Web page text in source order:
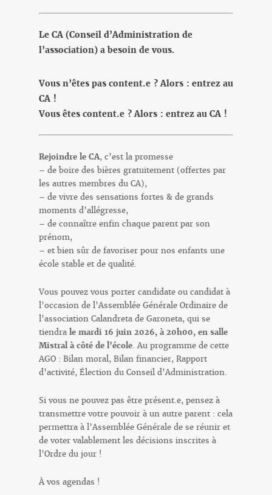
Le CA (Conseil d’Administration de
l’association) a besoin de vous.
Vous n’êtes pas content.e ? Alors : entrez au
CA !
Vous êtes content.e ? Alors : entrez au CA !
Rejoindre le CA, c’est la promesse
– de boire des bières gratuitement (offertes par
les autres membres du CA),
– de vivre des sensations fortes & de grands
moments d’allégresse,
– de connaître enfin chaque parent par son
prénom,
– et bien sûr de favoriser pour nos enfants une
école stable et de qualité.
Vous pouvez vous porter candidate ou candidat à
l’occasion de l’Assemblée Générale Ordinaire de
l’association Calandreta de Garoneta, qui se
tiendra le mardi 16 juin 2026, à 20h00, en salle
Mistral à côté de l’école. Au programme de cette
AGO : Bilan moral, Bilan financier, Rapport
d’activité, Élection du Conseil d’Administration.
Si vous ne pouvez pas être présent.e, pensez à
transmettre votre pouvoir à un autre parent : cela
permettra à l’Assemblée Générale de se réunir et
de voter valablement les décisions inscrites à
l’Ordre du jour !
À vos agendas !